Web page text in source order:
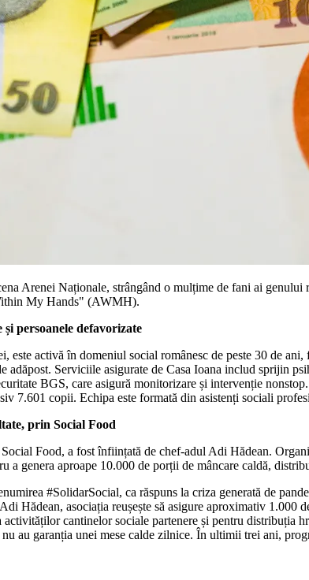
Arenei Naționale, strângând o mulțime de fani ai
My Hands" (AWMH).
persoanele defavorizate
este activă în domeniul social românesc de peste 30 de
Serviciile asigurate de Casa Ioana includ sprijin
BGS, care asigură monitorizare și intervenție
7.601 copii. Echipa este formată din asistenți sociali
prin Social Food
Food, a fost înființată de chef-adul Adi Hădean.
a genera aproape 10.000 de porții de mâncare caldă,
#SolidarSocial, ca răspuns la criza generată de
Hădean, asociația reușește să asigure aproximativ
cantinelor sociale partenere și pentru distribuția
au garanția unei mese calde zilnice. În ultimii trei ani,